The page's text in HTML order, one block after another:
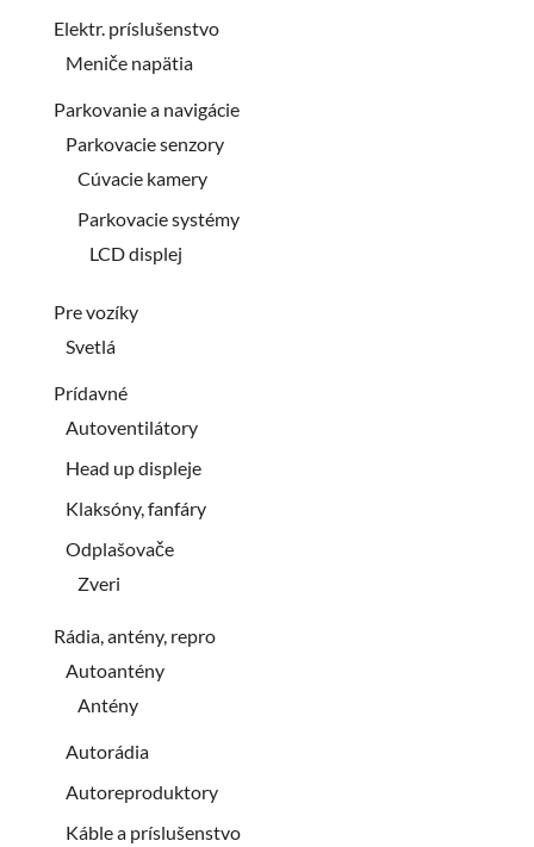
Elektr. príslušenstvo
Meniče napätia
Parkovanie a navigácie
Parkovacie senzory
Cúvacie kamery
Parkovacie systémy
LCD displej
Pre vozíky
Svetlá
Prídavné
Autoventilátory
Head up displeje
Klaksóny, fanfáry
Odplašovače
Zveri
Rádia, antény, repro
Autoantény
Antény
Autorádia
Autoreproduktory
Káble a príslušenstvo